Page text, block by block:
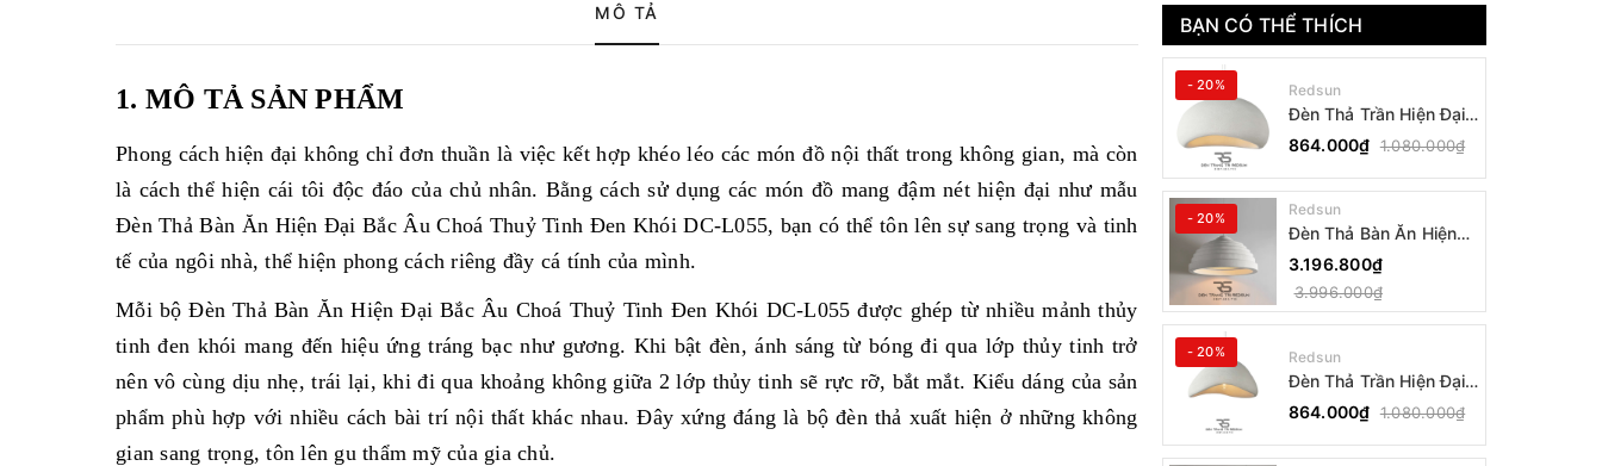
MÔ TẢ
1. MÔ TẢ SẢN PHẨM
Phong cách hiện đại không chỉ đơn thuần là việc kết hợp khéo léo các món đồ nội thất trong không gian, mà còn
là cách thể hiện cái tôi độc đáo của chủ nhân. Bằng cách sử dụng các món đồ mang đậm nét hiện đại như mẫu
Đèn Thả Bàn Ăn Hiện Đại Bắc Âu Choá Thuỷ Tinh Đen Khói DC-L055, bạn có thể tôn lên sự sang trọng và tinh
tế của ngôi nhà, thể hiện phong cách riêng đầy cá tính của mình.
Mỗi bộ Đèn Thả Bàn Ăn Hiện Đại Bắc Âu Choá Thuỷ Tinh Đen Khói DC-L055 được ghép từ nhiều mảnh thủy
tinh đen khói mang đến hiệu ứng tráng bạc như gương. Khi bật đèn, ánh sáng từ bóng đi qua lớp thủy tinh trở
nên vô cùng dịu nhẹ, trái lại, khi đi qua khoảng không giữa 2 lớp thủy tinh sẽ rực rỡ, bắt mắt. Kiểu dáng của sản
phẩm phù hợp với nhiều cách bài trí nội thất khác nhau. Đây xứng đáng là bộ đèn thả xuất hiện ở những không
gian sang trọng, tôn lên gu thẩm mỹ của gia chủ.
BẠN CÓ THỂ THÍCH
- 20% Redsun
Đèn Thả Trần Hiện Đại
Phong Cách Nhật Bản
Wabi-sabi CDT-T036
Dáng B
864.000₫ 1.080.000₫
- 20% Redsun
Đèn Thả Bàn Ăn Hiện
Đại Bậc Thang Đơn
Phong Cách Nhật Bản
Wabi-sabi DC-T078B
3.196.800₫
3.996.000₫
- 20% Redsun
Đèn Thả Trần Hiện Đại
Phong Cách Nhật Bản
Wabi-sabi CDT-T036
Dáng A
864.000₫ 1.080.000₫